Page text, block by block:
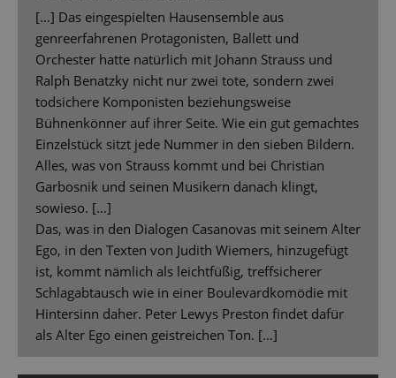
[…] Das eingespielten Hausensemble aus
genreerfahrenen Protagonisten, Ballett und
Orchester hatte natürlich mit Johann Strauss und
Ralph Benatzky nicht nur zwei tote, sondern zwei
todsichere Komponisten beziehungsweise
Bühnenkönner auf ihrer Seite. Wie ein gut gemachtes
Einzelstück sitzt jede Nummer in den sieben Bildern.
Alles, was von Strauss kommt und bei Christian
Garbosnik und seinen Musikern danach klingt,
sowieso. […]
Das, was in den Dialogen Casanovas mit seinem Alter
Ego, in den Texten von Judith Wiemers, hinzugefügt
ist, kommt nämlich als leichtfüßig, treffsicherer
Schlagabtausch wie in einer Boulevardkomödie mit
Hintersinn daher. Peter Lewys Preston findet dafür
als Alter Ego einen geistreichen Ton. […]